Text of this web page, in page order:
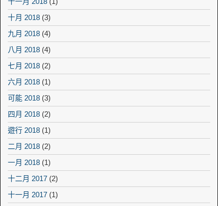
十月 2018 (3)
九月 2018 (4)
八月 2018 (4)
七月 2018 (2)
六月 2018 (1)
可能 2018 (3)
四月 2018 (2)
遊行 2018 (1)
二月 2018 (2)
一月 2018 (1)
十二月 2017 (2)
十一月 2017 (1)